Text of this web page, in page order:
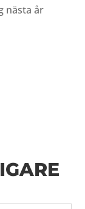
nästa år